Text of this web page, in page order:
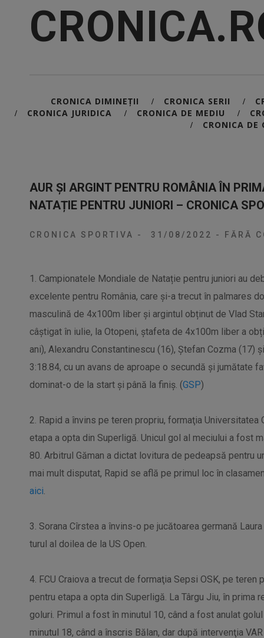
CRONICA DIMINEȚII / CRONICA SERII /
/ CRONICA JURIDICA / CRONICA DE MEDIU /
/ CRONICA DE
AUR ȘI ARGINT PENTRU ROMÂNIA ÎN
NATAȚIE PENTRU JUNIORI – CRONICA
CRONICA SPORTIVA - 31/08/2022 - FĂRĂ
1. Campionatele Mondiale de Natație pentru juniori au
excelente pentru România, care și-a trecut în palmares
masculină de 4x100m liber și argintul obținut de Vlad
câștigat în iulie, la Otopeni, ștafeta de 4x100m liber a
ani), Alexandru Constantinescu (16), Ștefan Cozma (17)
3:18.84, cu un avans de aproape o secundă și jumătate
dominat-o de la start și până la finiș. (GSP)
2. Rapid a învins pe teren propriu, formaţia Universitatea
etapa a opta din Superligă. Unicul gol al meciului a fost
80. Arbitrul Găman a dictat lovitura de pedeapsă pentru
mai mult disputat, Rapid se află pe primul loc în
aici.
3. Sorana Cîrstea a învins-o pe jucătoarea germană
turul al doilea de la US Open.
4. FCU Craiova a trecut de formaţia Sepsi OSK, pe
pentru etapa a opta din Superligă. La Târgu Jiu, în prima
goluri. Primul a fost în minutul 10, când a fost anulat
minutul 18, când a înscris Bălan, dar după intervenţia